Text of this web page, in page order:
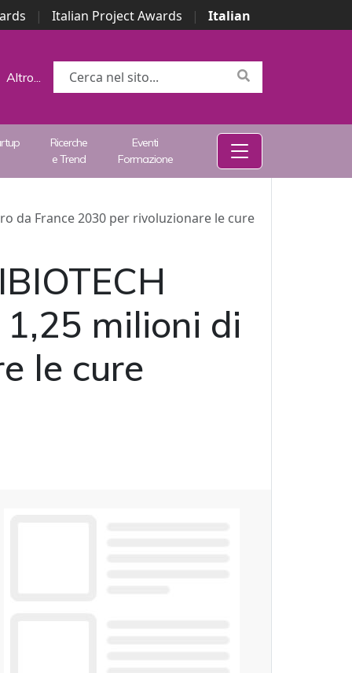
| Italian Project Awards |
Italian
Altro...
Ricerche
e Trend
Eventi
Formazione
da France 2030 per rivoluzionare le cure
milioni di
le cure